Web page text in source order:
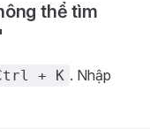
thể tìm
+ K . Nhập